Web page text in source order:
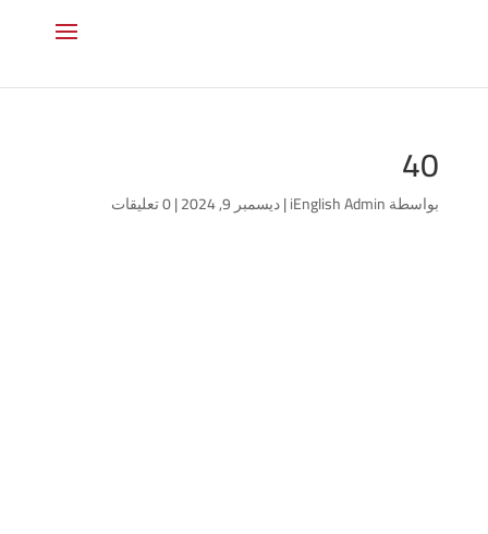
40
بواسطةiEnglish Admin
|ديسمبر 9, 2024 |0 تعليقات